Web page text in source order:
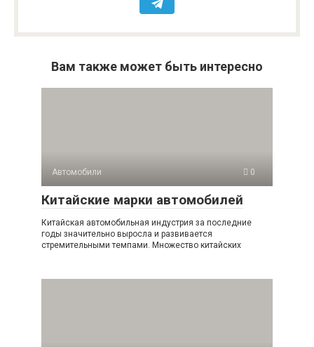
Вам также может быть интересно
Автомобили 0
Китайские марки автомобилей
Китайская автомобильная индустрия за последние
годы значительно выросла и развивается
стремительными темпами. Множество китайских